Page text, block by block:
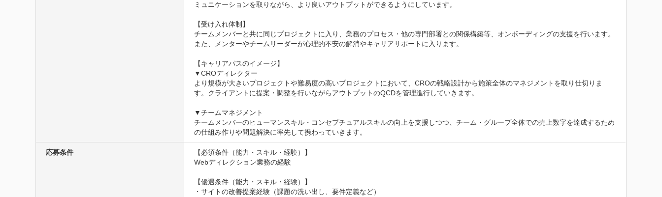
ミュニケーションを取りながら、より良いアウトプットができるようにしています。
【受け入れ体制】
チームメンバーと共に同じプロジェクトに入り、業務のプロセス・他の専門部署との関係構築等、オンボーディングの支援を行います。
また、メンターやチームリーダーが心理的不安の解消やキャリアサポートに入ります。
【キャリアパスのイメージ】
▼CROディレクター
より規模が大きいプロジェクトや難易度の高いプロジェクトにおいて、CROの戦略設計から施策全体のマネジメントを取り仕切りま
す。クライアントに提案・調整を行いながらアウトプットのQCDを管理進行していきます。
▼チームマネジメント
チームメンバーのヒューマンスキル・コンセプチュアルスキルの向上を支援しつつ、チーム・グループ全体での売上数字を達成するため
の仕組み作りや問題解決に率先して携わっていきます。
応募条件
【必須条件（能力・スキル・経験）】
Webディレクション業務の経験
【優遇条件（能力・スキル・経験）】
・サイトの改善提案経験（課題の洗い出し、要件定義など）